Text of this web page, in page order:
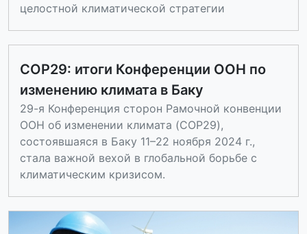
целостной климатической стратегии
COP29: итоги Конференции ООН по
изменению климата в Баку
29-я Конференция сторон Рамочной конвенции
ООН об изменении климата (COP29),
состоявшаяся в Баку 11–22 ноября 2024 г.,
стала важной вехой в глобальной борьбе с
климатическим кризисом.